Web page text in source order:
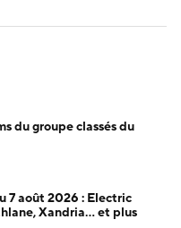
du groupe classés du
7 août 2026 : Electric
Xandria… et plus